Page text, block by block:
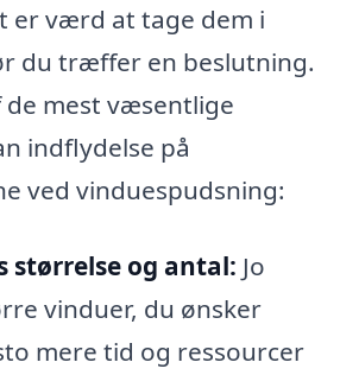
er værd at tage dem i
du træffer en beslutning.
de mest væsentlige
indflydelse på
ved vinduespudsning:
størrelse og antal: Jo
vinduer, du ønsker
mere tid og ressourcer